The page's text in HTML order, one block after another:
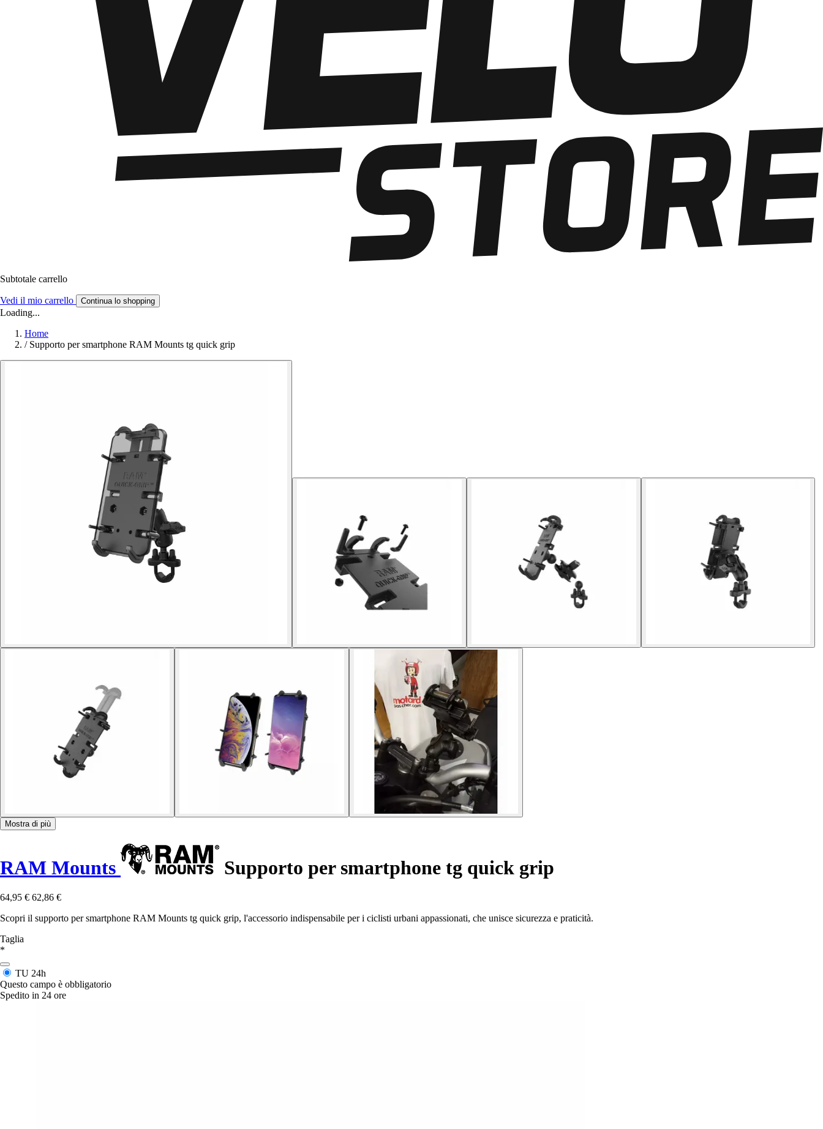
Subtotale carrello
Vedi il mio carrello Continua lo shopping
Loading...
Home
/ Supporto per smartphone RAM Mounts tg quick grip
Mostra di più
RAM Mounts Supporto per smartphone tg quick grip
64,95 € 62,86 €
Scopri il supporto per smartphone RAM Mounts tg quick grip, l'accessorio indispensabile per i ciclisti urbani appassionati, che unisce sicurezza e praticità.
Taglia
*
TU 24h
Questo campo è obbligatorio
Spedito in 24 ore